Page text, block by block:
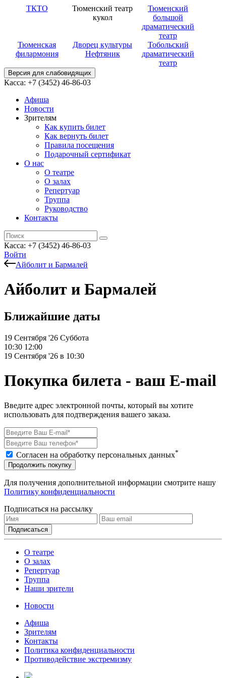
ТКТО
Тюменский театр
кукол
Тюменский
большой
драматический
театр
Тюменская
филармония
Дворец культуры
Нефтяник
Тобольский
драматический
театр
Версия для слабовидящих
Касса: +7 (3452) 46-86-03
Афиша
Новости
Зрителям
Как купить билет
Как вернуть билет
Правила посещения
Подарочный сертификат
О нас
О театре
О залах
Репертуар
Труппа
Руководство
Контакты
Касса: +7 (3452) 46-86-03
Войти
Айболит и Бармалей
Айболит и Бармалей
Ближайшие даты
19 Сентября '26 Суббота
10:30 12:00
19 Сентября '26 в 10:30
Покупка билета - ваш E-mail
Введите адрес электронной почты, который вы хотите
использовать для подтверждения вашего заказа.
Согласен на обработку персональных данных*
Продолжить покупку
Для получения дополнительной информации смотрите нашу
Политику конфиденциальности
Подписаться на рассылку
О театре
О залах
Репертуар
Труппа
Наши зрители
Новости
Афиша
Зрителям
Контакты
Политика конфиденциальности
Противодействие экстремизму